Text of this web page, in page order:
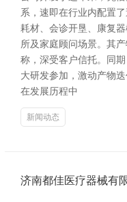
系，速即在行业内配置
耗材、会诊开垦、康复
所及家庭顾问场景。其
称，深受客户信托。同
大研发参加，激动产物
在发展历程中
新闻动态
济南都佳医疗器械有